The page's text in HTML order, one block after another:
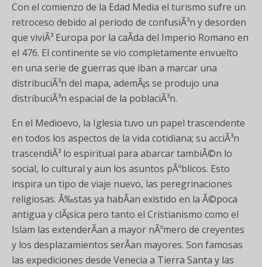
Con el comienzo de la Edad Media el turismo sufre un
retroceso debido al periodo de confusiÃ³n y desorden
que viviÃ³ Europa por la caÃ­da del Imperio Romano en
el 476. El continente se vio completamente envuelto
en una serie de guerras que iban a marcar una
distribuciÃ³n del mapa, ademÃ¡s se produjo una
distribuciÃ³n espacial de la poblaciÃ³n.
En el Medioevo, la Iglesia tuvo un papel trascendente
en todos los aspectos de la vida cotidiana; su acciÃ³n
trascendiÃ³ lo espiritual para abarcar tambiÃ©n lo
social, lo cultural y aun los asuntos pÃºblicos. Esto
inspira un tipo de viaje nuevo, las peregrinaciones
religiosas. Ã‰stas ya habÃ­an existido en la Ã©poca
antigua y clÃ¡sica pero tanto el Cristianismo como el
Islam las extenderÃ­an a mayor nÃºmero de creyentes
y los desplazamientos serÃ­an mayores. Son famosas
las expediciones desde Venecia a Tierra Santa y las